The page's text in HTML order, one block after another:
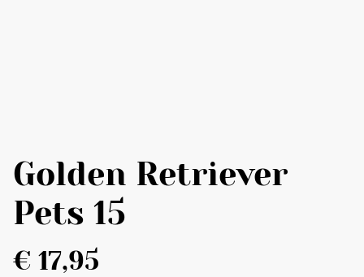
Golden Retriever
Pets 15
€ 17,95